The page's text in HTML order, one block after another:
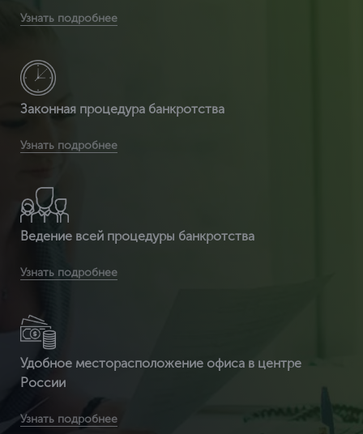
сертификат ИСО 14001 + расширенный сертификат по
Узнать подробнее
Законная процедура банкротства
являемся сертификационным центром и делаем
Узнать подробнее
Ведение всей процедуры банкротства
14001 от 2 часов
Узнать подробнее
Удобное месторасположение офиса в центре
России
Вы получите бесплатную доставку сертификата и
приложенных к нему документов по всей России
Узнать подробнее